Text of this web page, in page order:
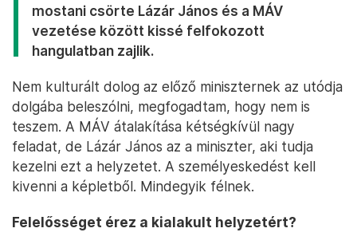
mostani csörte Lázár János és a MÁV
vezetése között kissé felfokozott
hangulatban zajlik.
Nem kulturált dolog az előző miniszternek az utódja
dolgába beleszólni, megfogadtam, hogy nem is
teszem. A MÁV átalakítása kétségkívül nagy
feladat, de Lázár János az a miniszter, aki tudja
kezelni ezt a helyzetet. A személyeskedést kell
kivenni a képletből. Mindegyik félnek.
Felelősséget érez a kialakult helyzetért?